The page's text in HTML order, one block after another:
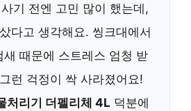
사기 전엔 고민 많이 했는데,
다고 생각해요. 씽크대에서
새 때문에 스트레스 엄청 받
런 걱정이 싹 사라졌어요!
처리기 더펠리체 4L 덕분에